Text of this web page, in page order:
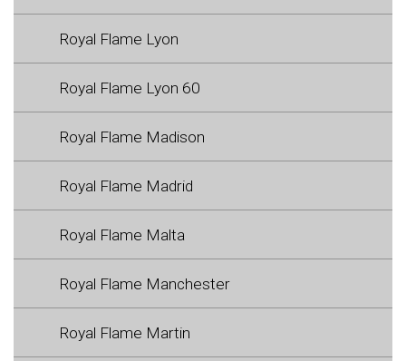
Royal Flame Lyon
Royal Flame Lyon 60
Royal Flame Madison
Royal Flame Madrid
Royal Flame Malta
Royal Flame Manchester
Royal Flame Martin